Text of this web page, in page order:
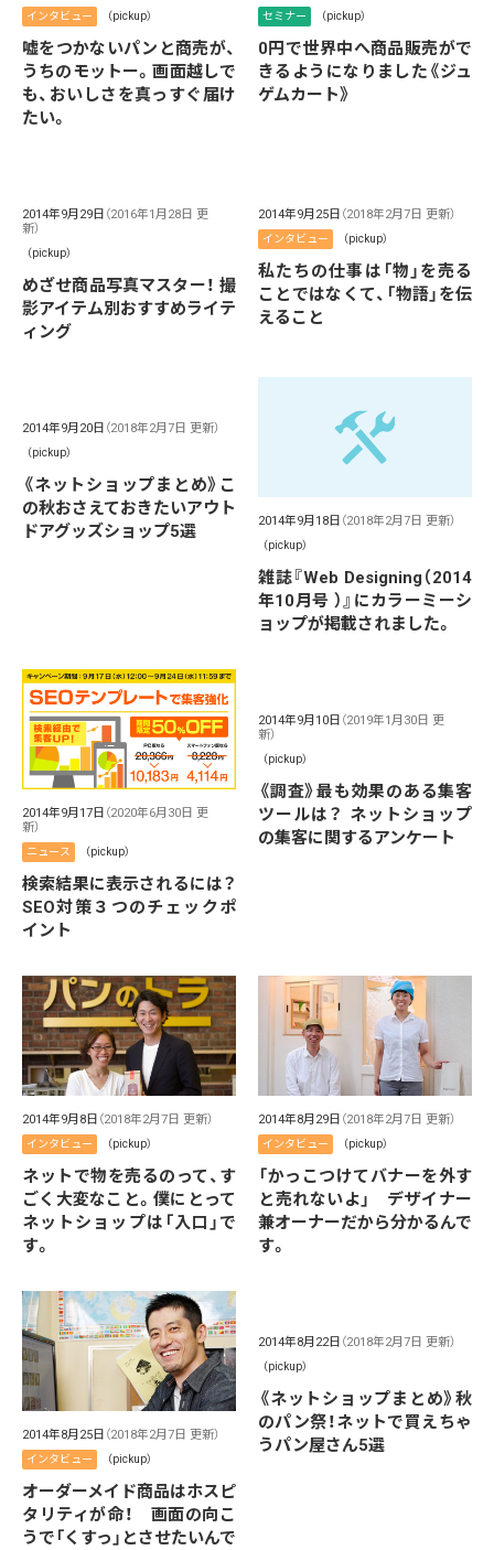
インタビュー （pickup）
嘘をつかないパンと商売が、
うちのモットー。画面越しで
も、おいしさを真っすぐ届け
たい。
セミナー （pickup）
0円で世界中へ商品販売がで
きるようになりました《ジュ
ゲムカート》
2014年9月29日 （2016年1月28日 更
新）
（pickup）
めざせ商品写真マスター！ 撮
影アイテム別おすすめライテ
ィング
2014年9月25日 （2018年2月7日 更新）
インタビュー （pickup）
私たちの仕事は「物」を売る
ことではなくて、「物語」を伝
えること
2014年9月20日 （2018年2月7日 更新）
（pickup）
《ネットショップまとめ》こ
の秋おさえておきたいアウト
ドアグッズショップ5選
2014年9月18日 （2018年2月7日 更新）
（pickup）
雑誌『Web Designing（2014
年10月号 ）』にカラーミーシ
ョップが掲載されました。
2014年9月17日 （2020年6月30日 更
新）
ニュース （pickup）
検索結果に表示されるには？
SEO対策３つのチェックポ
イント
2014年9月10日 （2019年1月30日 更
新）
（pickup）
《調査》最も効果のある集客
ツールは？ ネットショップ
の集客に関するアンケート
2014年9月8日 （2018年2月7日 更新）
インタビュー （pickup）
ネットで物を売るのって、す
ごく大変なこと。僕にとって
ネットショップは「入口」で
す。
2014年8月29日 （2018年2月7日 更新）
インタビュー （pickup）
「かっこつけてバナーを外す
と売れないよ」 デザイナー
兼オーナーだから分かるんで
す。
2014年8月25日 （2018年2月7日 更新）
インタビュー （pickup）
オーダーメイド商品はホスピ
タリティが命！ 画面の向こ
うで「くすっ」とさせたいんで
2014年8月22日 （2018年2月7日 更新）
（pickup）
《ネットショップまとめ》秋
のパン祭！ネットで買えちゃ
うパン屋さん5選